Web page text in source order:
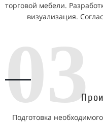
торговой мебели.
визуализация.
03
Подготовка